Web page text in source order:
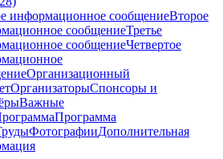
информационное сообщениеВторое
сообщениеТретье
сообщениеЧетвертое
Организационный
ОрганизаторыСпонсоры и
Важные
Программа
ФотографииДополнительная